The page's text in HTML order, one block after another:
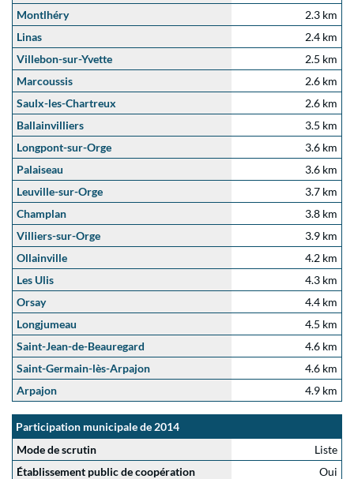
Montlhéry
2.3 km
Linas
2.4 km
Villebon-sur-Yvette
2.5 km
Marcoussis
2.6 km
Saulx-les-Chartreux
2.6 km
Ballainvilliers
3.5 km
Longpont-sur-Orge
3.6 km
Palaiseau
3.6 km
Leuville-sur-Orge
3.7 km
Champlan
3.8 km
Villiers-sur-Orge
3.9 km
Ollainville
4.2 km
Les Ulis
4.3 km
Orsay
4.4 km
Longjumeau
4.5 km
Saint-Jean-de-Beauregard
4.6 km
Saint-Germain-lès-Arpajon
4.6 km
Arpajon
4.9 km
Participation municipale de 2014
Mode de scrutin
Liste
Établissement public de coopération
Oui